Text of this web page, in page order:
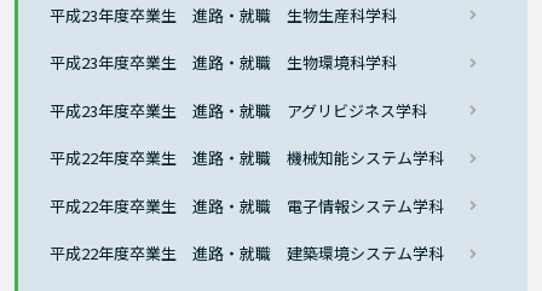
平成23年度卒業生 進路・就職 生物生産科学科
平成23年度卒業生 進路・就職 生物環境科学科
平成23年度卒業生 進路・就職 アグリビジネス学科
平成22年度卒業生 進路・就職 機械知能システム学科
平成22年度卒業生 進路・就職 電子情報システム学科
平成22年度卒業生 進路・就職 建築環境システム学科